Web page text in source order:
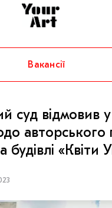
ENG
НОВИНИ
АФІША
ІНТЕРВ’Ю
Вакансії
суд відмовив у
авторського
будівлі «Квіти